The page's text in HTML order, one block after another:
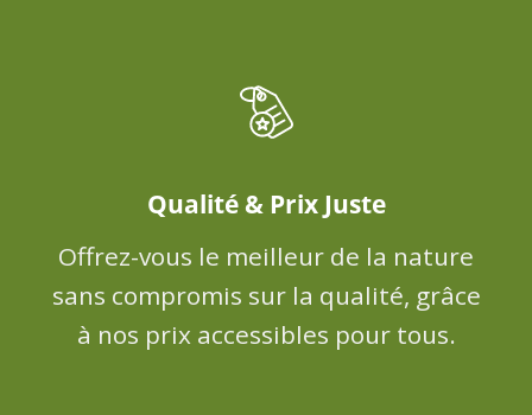
Qualité & Prix Juste
Offrez-vous le meilleur de la nature
sans compromis sur la qualité, grâce
à nos prix accessibles pour tous.